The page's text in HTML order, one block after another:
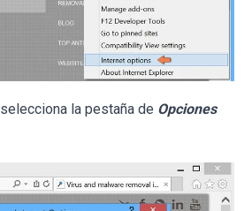
la pestaña de Opciones